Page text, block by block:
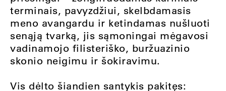
terminais, pavyzdžiui, skelbdamasis
meno avangardu ir ketindamas nušluoti
senąją tvarką, jis sąmoningai mėgavosi
vadinamojo filisteriško, buržuazinio
skonio neigimu ir šokiravimu.
Vis dėlto šiandien santykis pakitęs: